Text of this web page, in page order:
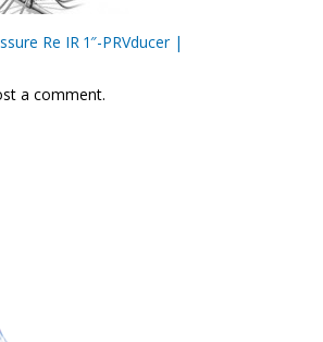
Re IR 1″-PRVducer |
a comment.